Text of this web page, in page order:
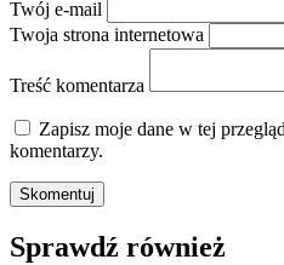
Twój e-mail
Twoja strona internetowa
Treść komentarza
Zapisz moje dane w tej
komentarzy.
Sprawdź również